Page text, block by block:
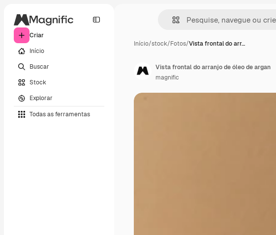
Criar
Início
Buscar
Stock
Explorar
Todas as ferramentas
Início/stock/Fotos/Vista frontal do arr…
Vista frontal do arranjo de óleo de argan
magnific